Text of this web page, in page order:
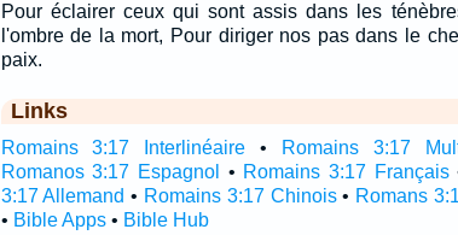
Pour éclairer ceux qui sont assis dans les
l'ombre de la mort, Pour diriger nos pas dans le
paix.
Links
Romains 3:17 Interlinéaire • Romains 3:17
Romanos 3:17 Espagnol
• Romains 3:17 Français
3:17 Allemand • Romains 3:17 Chinois• Romans
• Bible Apps• Bible Hub